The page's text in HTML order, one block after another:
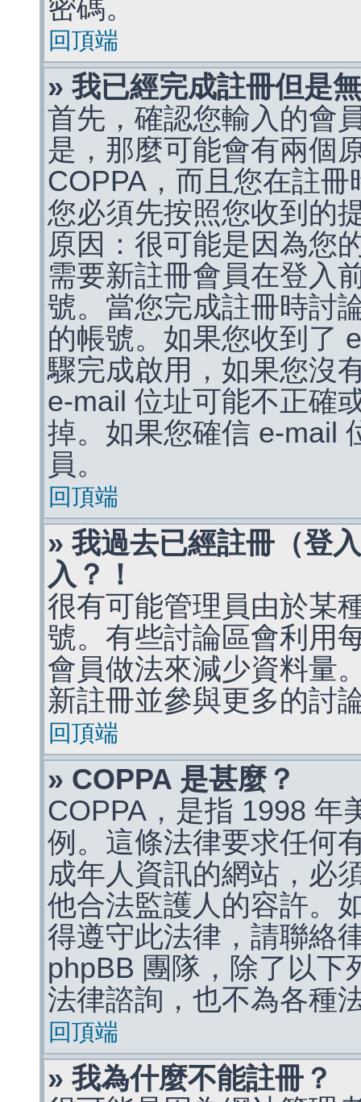
密碼。
回頂端
» 我已經完成註冊但是
首先，確認您輸入的會
是，那麼可能會有兩個
COPPA，而且您在註
您必須先按照您收到的
原因：很可能是因為您
需要新註冊會員在登入
號。當您完成註冊時討
的帳號。如果您收到了
驟完成啟用，如果您沒
e-mail 位址可能不正確
掉。如果您確信 e-mail
員。
回頂端
» 我過去已經註冊（登
入？！
很有可能管理員由於某
號。有些討論區會利用
會員做法來減少資料量
新註冊並參與更多的討
回頂端
» COPPA 是甚麼？
COPPA，是指 1998 年
例。這條法律要求任何
成年人資訊的網站，必
他合法監護人的容許。
得遵守此法律，請聯絡
phpBB 團隊，除了以下
法律諮詢，也不為各種
回頂端
» 我為什麼不能註冊？